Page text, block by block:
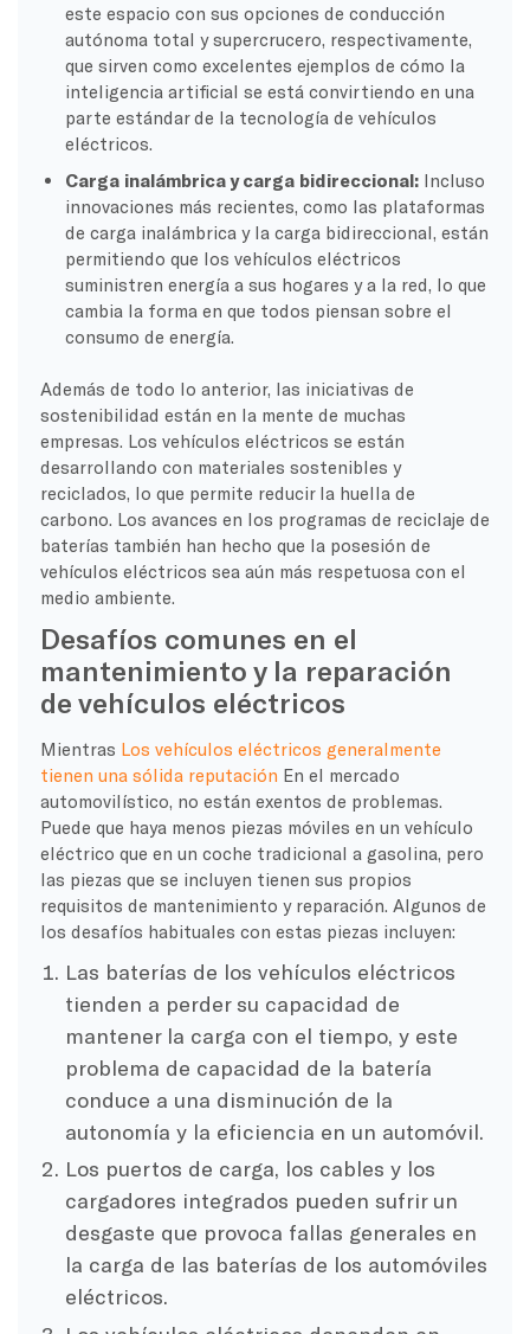
este espacio con sus opciones de conducción
autónoma total y supercrucero, respectivamente,
que sirven como excelentes ejemplos de cómo la
inteligencia artificial se está convirtiendo en una
parte estándar de la tecnología de vehículos
eléctricos.
Carga inalámbrica y carga bidireccional: Incluso
innovaciones más recientes, como las plataformas
de carga inalámbrica y la carga bidireccional, están
permitiendo que los vehículos eléctricos
suministren energía a sus hogares y a la red, lo que
cambia la forma en que todos piensan sobre el
consumo de energía.
Además de todo lo anterior, las iniciativas de
sostenibilidad están en la mente de muchas
empresas. Los vehículos eléctricos se están
desarrollando con materiales sostenibles y
reciclados, lo que permite reducir la huella de
carbono. Los avances en los programas de reciclaje de
baterías también han hecho que la posesión de
vehículos eléctricos sea aún más respetuosa con el
medio ambiente.
Desafíos comunes en el
mantenimiento y la reparación
de vehículos eléctricos
Mientras Los vehículos eléctricos generalmente
tienen una sólida reputación En el mercado
automovilístico, no están exentos de problemas.
Puede que haya menos piezas móviles en un vehículo
eléctrico que en un coche tradicional a gasolina, pero
las piezas que se incluyen tienen sus propios
requisitos de mantenimiento y reparación. Algunos de
los desafíos habituales con estas piezas incluyen:
Las baterías de los vehículos eléctricos
tienden a perder su capacidad de
mantener la carga con el tiempo, y este
problema de capacidad de la batería
conduce a una disminución de la
autonomía y la eficiencia en un automóvil.
Los puertos de carga, los cables y los
cargadores integrados pueden sufrir un
desgaste que provoca fallas generales en
la carga de las baterías de los automóviles
eléctricos.